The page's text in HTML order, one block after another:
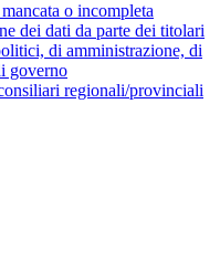
o incompleta
dei dati da parte dei titolari
di amministrazione, di
governo
regionali/provinciali